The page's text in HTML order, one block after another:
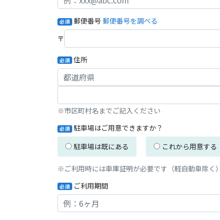
必須 郵便番号 郵便番号を調べる
〒
必須 住所
※市区町村名までご記入ください
必須 駐車場はご用意できますか？
駐車場は既にある
これから用意する
※ご利用時には車庫証明が必要です（軽自動車除く
必須 ご利用期間